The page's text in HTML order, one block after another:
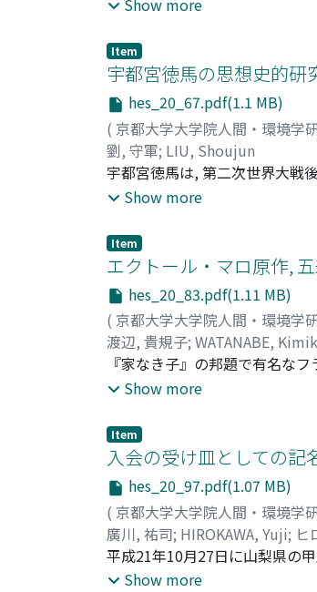
る言説が実際には「教えられる
してしまうことが分かる. 一方
的プロセスとしての「教える
本語活動にとっての一番の課題
Show more
Item
宇都宮徳馬の思想史的研
hes_20_67.pdf(1.1 MB)
( 京都大学大学院人間・環境学
劉, 守軍; LIU, Shoujun
宇都宮徳馬は, 第二次世界大戦
ベラリストとして知られる. し
対する一つの特徴を示す存在で
に, 戦後における彼の活動につ
にいたるまでの宇都宮の思想
後における彼の思想的立場, と
Show more
Item
エクトール・マロ原作,
hes_20_83.pdf(1.11 MB)
( 京都大学大学院人間・環境学
渡辺, 貴規子; WATANABE,
『家なき子』の邦題で有名な
題で初めて翻訳し, 明治36年に
して検討する. 五来は道徳を含
徳, 特に親子道徳が含まれたと
成を目指す教育が評価された.
恩の観念も付加された. 五来は
個人主義を基本としつつ, 当時
Show more
Item
入会の受け皿としての記
hes_20_97.pdf(1.07 MB)
( 京都大学大学院人間・環境学
廣川, 祐司; HIROKAWA, Yuji; ヒ
平成21年10月27日に山梨県の
争事案は一般・産業廃棄物管
Show more